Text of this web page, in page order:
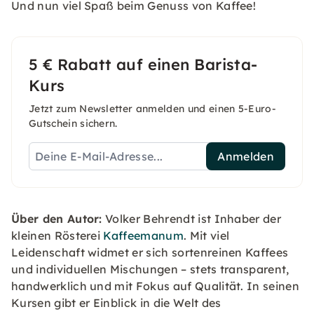
Und nun viel Spaß beim Genuss von Kaffee!
5 € Rabatt auf einen Barista-
Kurs
Jetzt zum Newsletter anmelden und einen 5-Euro-
Gutschein sichern.
Anmelden
Über den Autor: Volker Behrendt ist Inhaber der
kleinen Rösterei Kaffeemanum. Mit viel
Leidenschaft widmet er sich sortenreinen Kaffees
und individuellen Mischungen – stets transparent,
handwerklich und mit Fokus auf Qualität. In seinen
Kursen gibt er Einblick in die Welt des